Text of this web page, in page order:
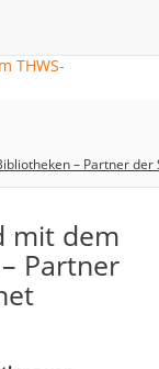
– Partner der
mit dem
Partner